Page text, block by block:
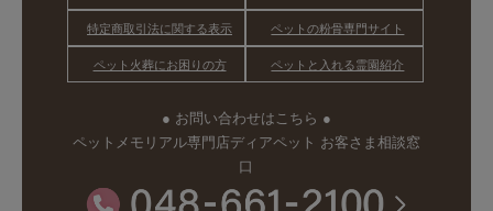
特定商取引法に関する表示 ペットの粉骨専門サイト
ペット火葬にお困りの方 ペットと入れる霊園紹介
● お問い合わせはこちら ●
ペットメモリアル専門店ディアペット お客さま相談窓
口